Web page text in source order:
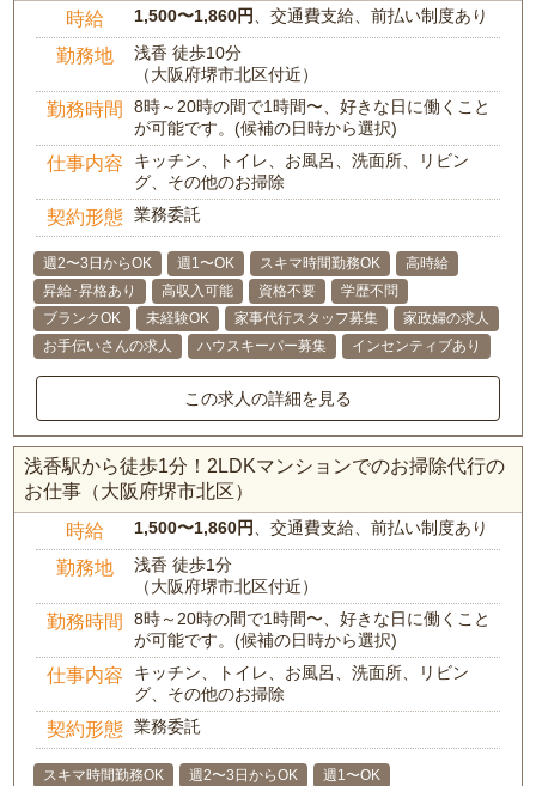
時給 1,500〜1,860円、交通費支給、前払い制度あり
勤務地
浅香 徒歩10分
（大阪府堺市北区付近）
勤務時間
8時～20時の間で1時間〜、好きな日に働くこと
が可能です。(候補の日時から選択)
仕事内容
キッチン、トイレ、お風呂、洗面所、リビン
グ、その他のお掃除
契約形態 業務委託
週2〜3日からOK 週1〜OK スキマ時間勤務OK
高時給
昇給･昇格あり
高収入可能 資格不要
学歴不問
ブランクOK
未経験OK 家事代行スタッフ募集
家政婦の求人
お手伝いさんの求人
ハウスキーパー募集 インセンティブあり
この求人の詳細を見る
浅香駅から徒歩1分！2LDKマンションでのお掃除代行の
お仕事（大阪府堺市北区）
時給 1,500〜1,860円、交通費支給、前払い制度あり
勤務地
浅香 徒歩1分
（大阪府堺市北区付近）
勤務時間
8時～20時の間で1時間〜、好きな日に働くこと
が可能です。(候補の日時から選択)
仕事内容
キッチン、トイレ、お風呂、洗面所、リビン
グ、その他のお掃除
契約形態 業務委託
スキマ時間勤務OK 週2〜3日からOK
週1〜OK